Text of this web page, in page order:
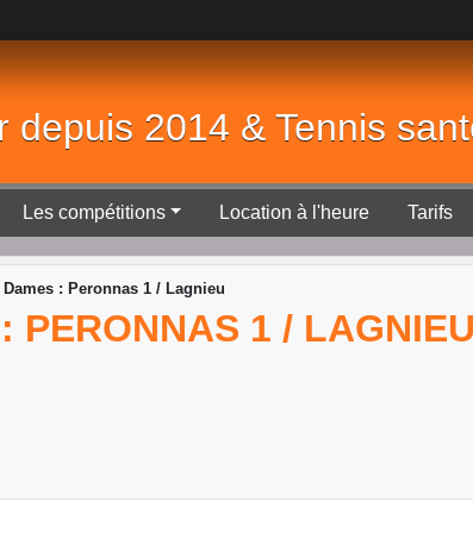
depuis 2014 & Tennis
Les compétitions Location à l'heure Tarifs
: Peronnas 1 / Lagnieu
PERONNAS 1 / LAGNIEU